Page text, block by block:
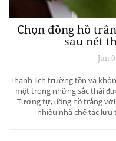
Chọn đồng hồ
sau nét
Jun
Thanh lịch trường tồn và
một trong những sắc thái
Tương tự, đồng hồ trắng
nhiều nhà chế tác